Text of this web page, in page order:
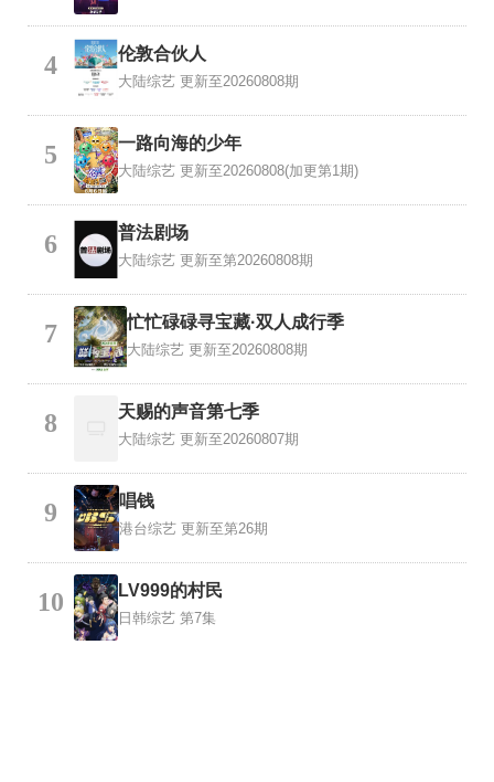
4 伦敦合伙人
大陆综艺 更新至20260808期
5 一路向海的少年
大陆综艺 更新至20260808(加更第1期)
6 普法剧场
大陆综艺 更新至第20260808期
7 忙忙碌碌寻宝藏·双人成行季
大陆综艺 更新至20260808期
8 天赐的声音第七季
大陆综艺 更新至20260807期
9 唱钱
港台综艺 更新至第26期
10 LV999的村民
日韩综艺 第7集